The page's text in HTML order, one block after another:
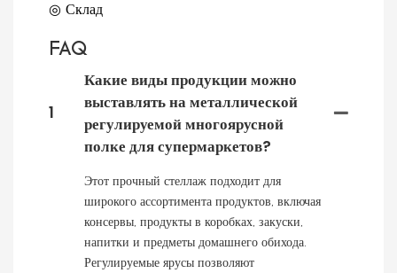
◎ Склад
FAQ
1
Какие виды продукции можно
выставлять на металлической
регулируемой многоярусной
полке для супермаркетов?
Этот прочный стеллаж подходит для
широкого ассортимента продуктов, включая
консервы, продукты в коробках, закуски,
напитки и предметы домашнего обихода.
Регулируемые ярусы позволяют